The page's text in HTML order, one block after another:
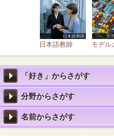
日本語教師 モデル
「好き」からさがす
分野からさがす
名前からさがす